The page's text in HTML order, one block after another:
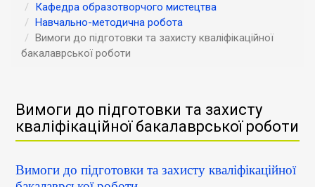
Кафедра образотворчого мистецтва
Навчально-методична робота
Вимоги до підготовки та захисту кваліфікаційної
бакалаврської роботи
Вимоги до підготовки та захисту
кваліфікаційної бакалаврської роботи
Вимоги до підготовки та захисту кваліфікаційної